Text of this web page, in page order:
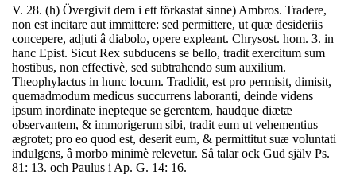
V. 28. (h) Övergivit dem i ett förkastat sinne) Ambros. Tradere,
non est incitare aut immittere: sed permittere, ut quæ desideriis
concepere, adjuti â diabolo, opere expleant. Chrysost. hom. 3. in
hanc Epist. Sicut Rex subducens se bello, tradit exercitum sum
hostibus, non effectivè, sed subtrahendo sum auxilium.
Theophylactus in hunc locum. Tradidit, est pro permisit, dimisit,
quemadmodum medicus succurrens laboranti, deinde videns
ipsum inordinate inepteque se gerentem, haudque diætæ
observantem, & immorigerum sibi, tradit eum ut vehementius
ægrotet; pro eo quod est, deserit eum, & permittitut suæ voluntati
indulgens, â morbo minimè relevetur. Så talar ock Gud själv Ps.
81: 13. och Paulus i Ap. G. 14: 16.